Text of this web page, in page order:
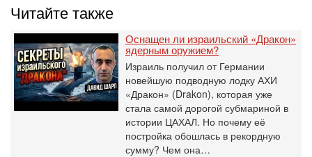
Читайте также
Оснащен ли израильский «Дракон»
ядерным оружием?
Израиль получил от Германии
новейшую подводную лодку АХИ
«Дракон» (Drakon), которая уже
стала самой дорогой субмариной в
истории ЦАХАЛ. Но почему её
постройка обошлась в рекордную
сумму? Чем она…